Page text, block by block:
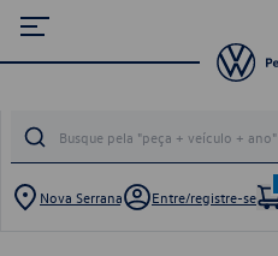
Nova Serrana Entre/registre-se